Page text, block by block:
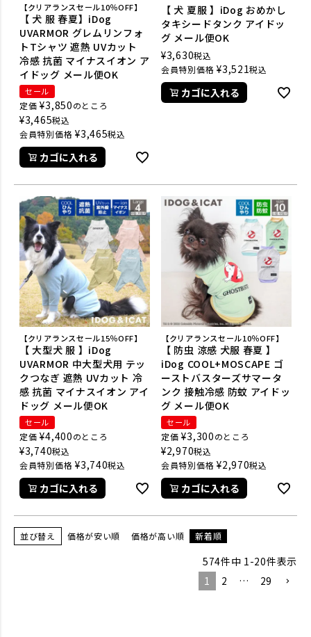
【クリアランスセール10％OFF】
【 犬 服 春夏】iDog
UVARMOR グレムリンフォ
トTシャツ 遮熱 UVカット
冷感 抗菌 マイナスイオン ア
イドッグ メール便OK
セール
定価 ¥3,850のところ
¥3,465税込
会員特別価格 ¥3,465税込
カゴに入れる
【 犬 夏服 】iDog おめかし
タキシードタンク アイドッ
グ メール便OK
¥3,630税込
会員特別価格 ¥3,521税込
カゴに入れる
【クリアランスセール15％OFF】
【 大型犬 服 】iDog
UVARMOR 中大型犬用 テッ
クつなぎ 遮熱 UVカット 冷
感 抗菌 マイナスイオン アイ
ドッグ メール便OK
セール
定価 ¥4,400のところ
¥3,740税込
会員特別価格 ¥3,740税込
カゴに入れる
【クリアランスセール10％OFF】
【 防虫 涼感 犬服 春夏 】
iDog COOL+MOSCAPE ゴ
ーストバスターズサマータ
ンク 接触冷感 防蚊 アイドッ
グ メール便OK
セール
定価 ¥3,300のところ
¥2,970税込
会員特別価格 ¥2,970税込
カゴに入れる
並び替え 価格が安い順 価格が高い順 新着順
574件中 1-20件表示
1
2 … 29